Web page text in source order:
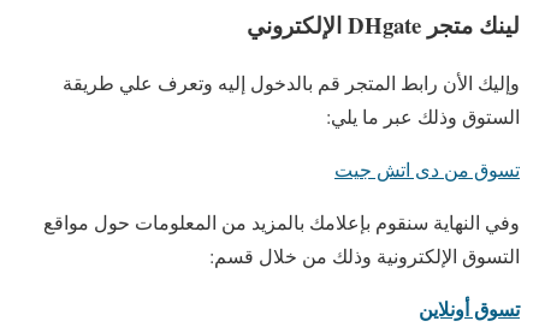
لينك متجر DHgate الإلكتروني
وإليك الأن رابط المتجر قم بالدخول إليه وتعرف علي طريقة
الستوق وذلك عبر ما يلي:
تسوق من دى اتش جيت
وفي النهاية سنقوم بإعلامك بالمزيد من المعلومات حول مواقع
التسوق الإلكترونية وذلك من خلال قسم:
تسوق أونلاين